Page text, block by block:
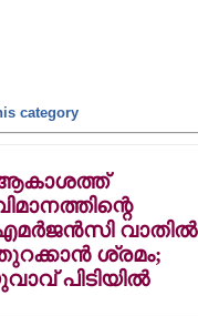
category
വാതില്‍
ശ്രമം;
പിടിയില്‍